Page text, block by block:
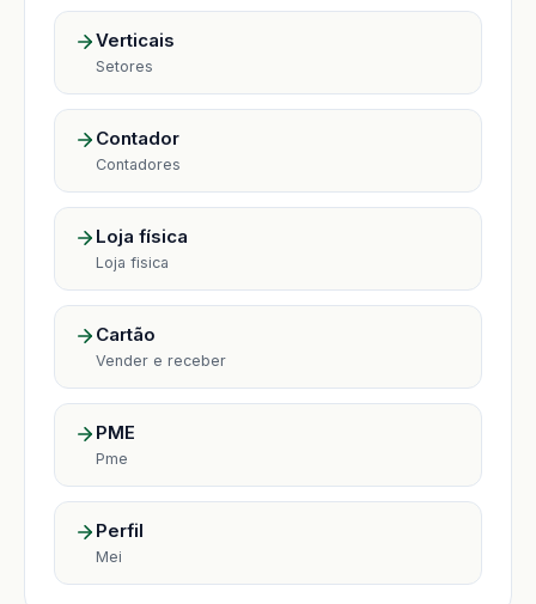
Verticais
Setores
Contador
Contadores
Loja física
Loja fisica
Cartão
Vender e receber
PME
Pme
Perfil
Mei